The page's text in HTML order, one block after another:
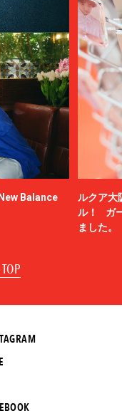
Balance
ルクア大
ル！ ガ
ました。
TOP